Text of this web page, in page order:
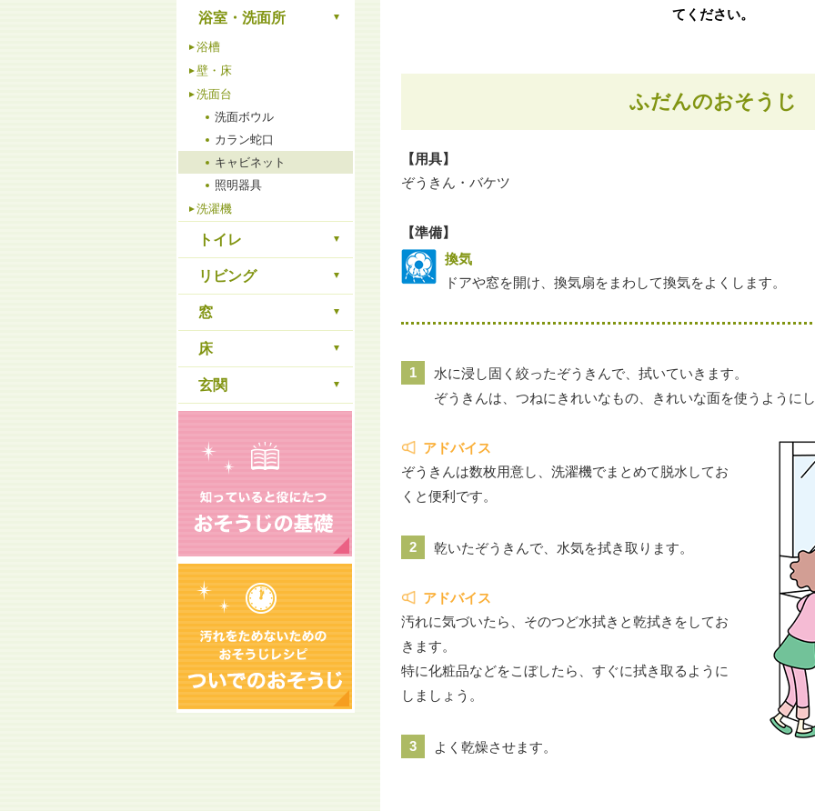
てください。
ふだんのおそうじ
【用具】
ぞうきん・バケツ
【準備】
換気
ドアや窓を開け、換気扇をまわして換気をよくします。
1
水に浸し固く絞ったぞうきんで、拭いていきます。
ぞうきんは、つねにきれいなもの、きれいな面を使うように
アドバイス
ぞうきんは数枚用意し、洗濯機でまとめて脱水してお
くと便利です。
2 乾いたぞうきんで、水気を拭き取ります。
アドバイス
汚れに気づいたら、そのつど水拭きと乾拭きをしてお
きます。
特に化粧品などをこぼしたら、すぐに拭き取るように
しましょう。
3 よく乾燥させます。
浴室・洗面所
浴槽
壁・床
洗面台
洗面ボウル
カラン蛇口
キャビネット
照明器具
洗濯機
トイレ
リビング
窓
床
玄関